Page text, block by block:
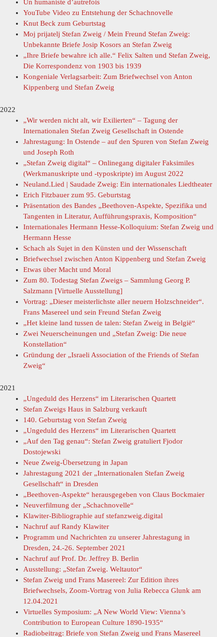
Un humaniste d’autrefois
YouTube Video zu Entstehung der Schachnovelle
Knut Beck zum Geburtstag
Moj prijatelj Stefan Zweig / Mein Freund Stefan Zweig:
Unbekannte Briefe Josip Kosors an Stefan Zweig
„Ihre Briefe bewahre ich alle.“ Felix Salten und Stefan Zweig,
Die Korrespondenz von 1903 bis 1939
Kongeniale Verlagsarbeit: Zum Briefwechsel von Anton
Kippenberg und Stefan Zweig
2022
„Wir werden nicht alt, wir Exilierten“ – Tagung der
Internationalen Stefan Zweig Gesellschaft in Ostende
Jahrestagung: In Ostende – auf den Spuren von Stefan Zweig
und Joseph Roth
„Stefan Zweig digital“ – Onlinegang digitaler Faksimiles
(Werkmanuskripte und -typoskripte) im August 2022
Neuland.Lied | Saudade Zweig: Ein internationales Liedtheater
Erich Fitzbauer zum 95. Geburtstag
Präsentation des Bandes „Beethoven-Aspekte, Spezifika und
Tangenten in Literatur, Aufführungspraxis, Komposition“
Internationales Hermann Hesse-Kolloquium: Stefan Zweig und
Hermann Hesse
Schach als Sujet in den Künsten und der Wissenschaft
Briefwechsel zwischen Anton Kippenberg und Stefan Zweig
Etwas über Macht und Moral
Zum 80. Todestag Stefan Zweigs – Sammlung Georg P.
Salzmann [Virtuelle Ausstellung]
Vortrag: „Dieser meisterlichste aller neuern Holzschneider“.
Frans Masereel und sein Freund Stefan Zweig
„Het kleine land tussen de talen: Stefan Zweig in België“
Zwei Neuerscheinungen und „Stefan Zweig: Die neue
Konstellation“
Gründung der „Israeli Association of the Friends of Stefan
Zweig“
2021
„Ungeduld des Herzens“ im Literarischen Quartett
Stefan Zweigs Haus in Salzburg verkauft
140. Geburtstag von Stefan Zweig
„Ungeduld des Herzens“ im Literarischen Quartett
„Auf den Tag genau“: Stefan Zweig gratuliert Fjodor
Dostojewski
Neue Zweig-Übersetzung in Japan
Jahrestagung 2021 der „Internationalen Stefan Zweig
Gesellschaft“ in Dresden
„Beethoven-Aspekte“ herausgegeben von Claus Bockmaier
Neuverfilmung der „Schachnovelle“
Klawiter-Bibliographie auf stefanzweig.digital
Nachruf auf Randy Klawiter
Programm und Nachrichten zu unserer Jahrestagung in
Dresden, 24.-26. September 2021
Nachruf auf Prof. Dr. Jeffrey B. Berlin
Ausstellung: „Stefan Zweig. Weltautor“
Stefan Zweig und Frans Masereel: Zur Edition ihres
Briefwechsels, Zoom-Vortrag von Julia Rebecca Glunk am
12.04.2021
Virtuelles Symposium: „A New World View: Vienna’s
Contribution to European Culture 1890-1935“
Radiobeitrag: Briefe von Stefan Zweig und Frans Masereel